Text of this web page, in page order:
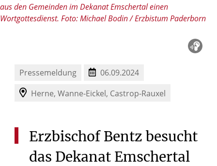
aus den Gemeinden im Dekanat Emschertal einen
Wortgottesdienst. Foto: Michael Bodin / Erzbistum Paderborn
Pressemeldung
06.09.2024
Herne, Wanne-Eickel, Castrop-Rauxel
Erzbischof Bentz besucht
das Dekanat Emschertal